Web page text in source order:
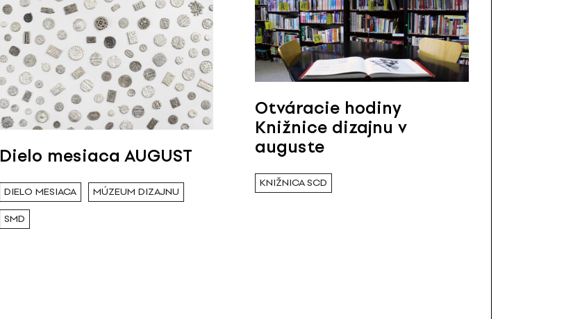
Dielo mesiaca AUGUST
DIELO MESIACA MÚZEUM DIZAJNU
SMD
Otváracie hodiny
Knižnice dizajnu v
auguste
KNIŽNICA SCD